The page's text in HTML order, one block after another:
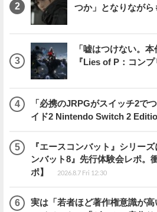
つか」となりなが
「嘘はつけない。
『Lies of P：コン
「必携のJRPGがスイッチ2で
イド2 Nintendo Switch 2
『エースコンバット』シリー
ンバット8』先行体験会レポ。
ポ】
2026.8.7 Fri 12:30
実は「若者ほど著作権意識が